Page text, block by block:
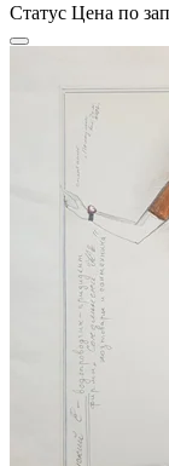
Статус Цена по